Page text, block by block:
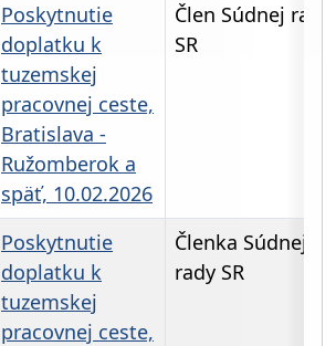
Poskytnutie
doplatku k
tuzemskej
pracovnej ceste,
Bratislava -
Ružomberok a
späť, 10.02.2026
Člen Súdnej rady
SR
Poskytnutie
doplatku k
tuzemskej
pracovnej ceste,
Členka Súdnej
rady SR